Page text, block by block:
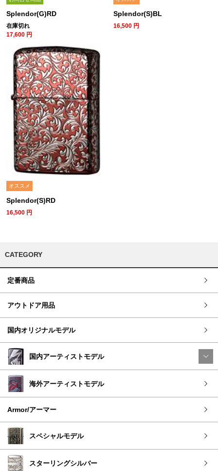
Splendor(G)RD
在庫切れ
17,600 円
Splendor(S)BL
16,500 円
オススメ
Splendor(S)RD
16,500 円
CATEGORY
定番商品
アウトドア用品
国内オリジナルモデル
国内アーティストモデル
海外アーティストモデル
Armor/アーマー
スペシャルモデル
スターリングシルバー